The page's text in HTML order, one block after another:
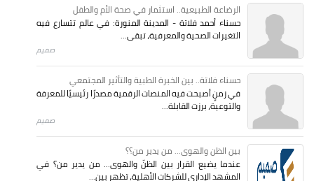
الرضاعة الطبيعية.. استثمار في صحة الأم والطفل
حسناء أحمد فلاتة - المدينة المنورة: في عالم تتسارع فيه
التغيرات الصحية والمعرفية، تبقى...
صميم
حسناء فلاتة.. بين الخبرة الطبية والتأثير المجتمعي
في زمنٍ أصبحت فيه المنصات الرقمية مصدرًا رئيسيًا للمعرفة
والتوعية، برزت القابلة...
صميم
بين الظن والهوى... من يدير من؟؟
عندما يضيع القرار بين الظنّ والهوى… من يدير من؟ في
المشهد الإداري للشركات الأهلية، تظهر بين...